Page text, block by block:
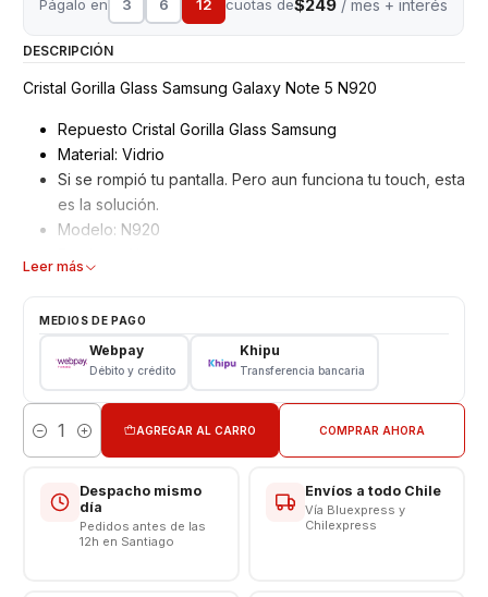
Págalo en 3 6 12 cuotas de$249 / mes + interés
DESCRIPCIÓN
Cristal Gorilla Glass Samsung Galaxy Note 5 N920
Repuesto Cristal Gorilla Glass Samsung
Material: Vidrio
Si se rompió tu pantalla. Pero aun funciona tu touch, esta
es la solución.
Modelo: N920
No se realiza instalación de este producto
Somos VENTAS ELECTRONICAS
Leer más
MEDIOS DE PAGO
Webpay
Débito y crédito
Khipu
Transferencia bancaria
Cantidad
AGREGAR AL CARRO COMPRAR AHORA
Despacho mismo
día
Pedidos antes de las
12h en Santiago
Envíos a todo Chile
Vía Bluexpress y
Chilexpress